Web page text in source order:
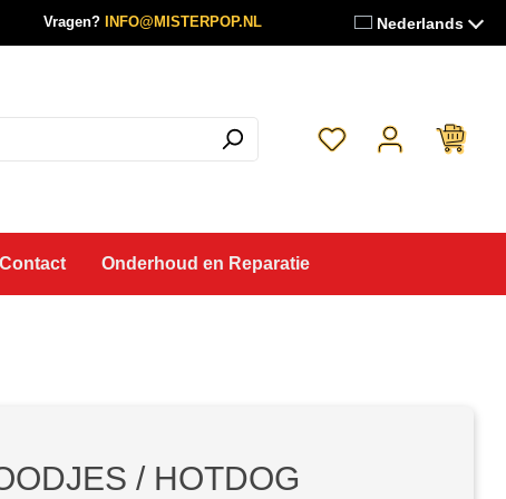
Vragen? INFO@MISTERPOP.NL Nederlands
Je hebt 0 items op
Contact Onderhoud en Reparatie
/ HOTDOG